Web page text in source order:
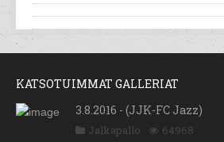
KATSOTUIMMAT GALLERIAT
3.8.2016 - (JJK-FC Jazz)
Jalkapallo 64968